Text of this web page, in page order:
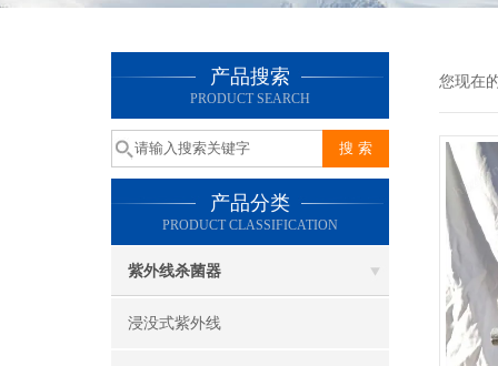
产品搜索
PRODUCT SEARCH
产品分类
PRODUCT CLASSIFICATION
紫外线杀菌器
浸没式紫外线
您现在